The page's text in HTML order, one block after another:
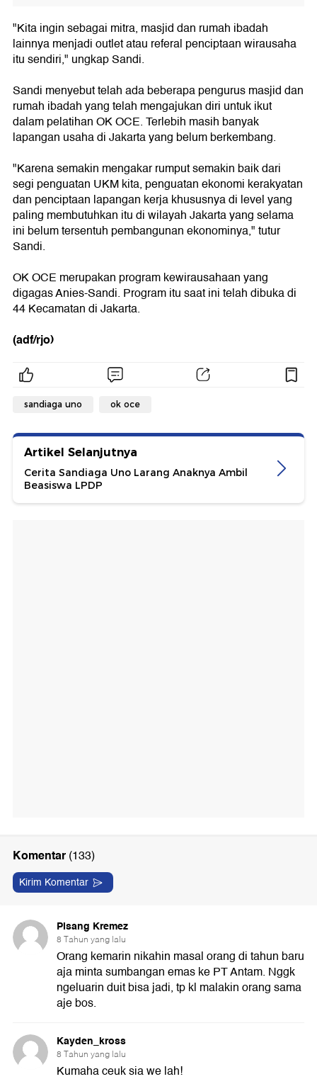
"Kita ingin sebagai mitra, masjid dan rumah ibadah
lainnya menjadi outlet atau referal penciptaan wirausaha
itu sendiri," ungkap Sandi.
Sandi menyebut telah ada beberapa pengurus masjid dan
rumah ibadah yang telah mengajukan diri untuk ikut
dalam pelatihan OK OCE. Terlebih masih banyak
lapangan usaha di Jakarta yang belum berkembang.
"Karena semakin mengakar rumput semakin baik dari
segi penguatan UKM kita, penguatan ekonomi kerakyatan
dan penciptaan lapangan kerja khususnya di level yang
paling membutuhkan itu di wilayah Jakarta yang selama
ini belum tersentuh pembangunan ekonominya," tutur
Sandi.
OK OCE merupakan program kewirausahaan yang
digagas Anies-Sandi. Program itu saat ini telah dibuka di
44 Kecamatan di Jakarta.
(adf/rjo)
sandiaga uno ok oce
Artikel Selanjutnya
Cerita Sandiaga Uno Larang Anaknya Ambil
Beasiswa LPDP